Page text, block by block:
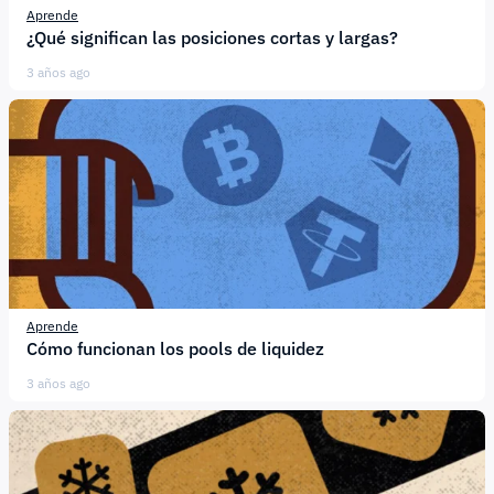
Aprende
¿Qué significan las posiciones cortas y largas?
3 años ago
Aprende
Cómo funcionan los pools de liquidez
3 años ago